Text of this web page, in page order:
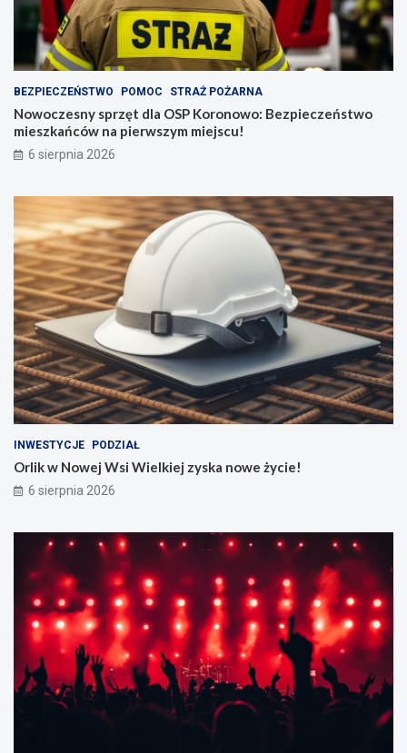
BEZPIECZEŃSTWO POMOC STRAŻ POŻARNA
Nowoczesny sprzęt dla OSP Koronowo: Bezpieczeństwo
mieszkańców na pierwszym miejscu!
6 sierpnia 2026
INWESTYCJE PODZIAŁ
Orlik w Nowej Wsi Wielkiej zyska nowe życie!
6 sierpnia 2026